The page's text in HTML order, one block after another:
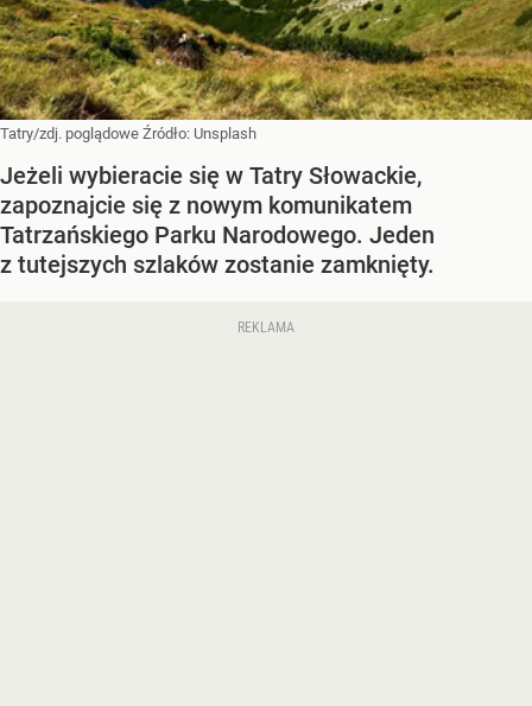
Tatry/zdj. poglądowe Źródło: Unsplash
Jeżeli wybieracie się w Tatry Słowackie,
zapoznajcie się z nowym komunikatem
Tatrzańskiego Parku Narodowego. Jeden
z tutejszych szlaków zostanie zamknięty.